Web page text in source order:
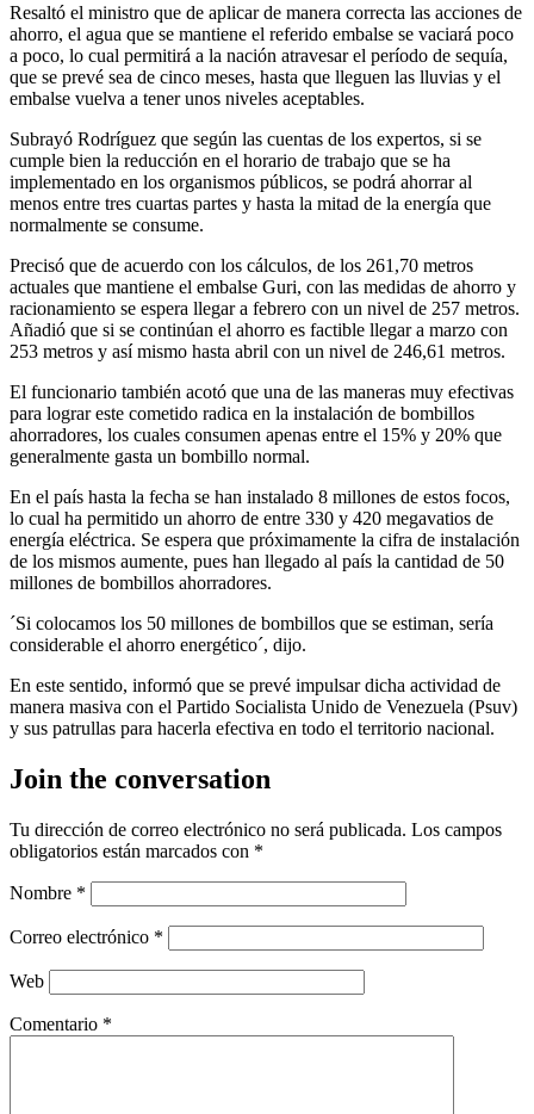
Resaltó el ministro que de aplicar de manera correcta las acciones de
ahorro, el agua que se mantiene el referido embalse se vaciará poco
a poco, lo cual permitirá a la nación atravesar el período de sequía,
que se prevé sea de cinco meses, hasta que lleguen las lluvias y el
embalse vuelva a tener unos niveles aceptables.
Subrayó Rodríguez que según las cuentas de los expertos, si se
cumple bien la reducción en el horario de trabajo que se ha
implementado en los organismos públicos, se podrá ahorrar al
menos entre tres cuartas partes y hasta la mitad de la energía que
normalmente se consume.
Precisó que de acuerdo con los cálculos, de los 261,70 metros
actuales que mantiene el embalse Guri, con las medidas de ahorro y
racionamiento se espera llegar a febrero con un nivel de 257 metros.
Añadió que si se continúan el ahorro es factible llegar a marzo con
253 metros y así mismo hasta abril con un nivel de 246,61 metros.
El funcionario también acotó que una de las maneras muy efectivas
para lograr este cometido radica en la instalación de bombillos
ahorradores, los cuales consumen apenas entre el 15% y 20% que
generalmente gasta un bombillo normal.
En el país hasta la fecha se han instalado 8 millones de estos focos,
lo cual ha permitido un ahorro de entre 330 y 420 megavatios de
energía eléctrica. Se espera que próximamente la cifra de instalación
de los mismos aumente, pues han llegado al país la cantidad de 50
millones de bombillos ahorradores.
´Si colocamos los 50 millones de bombillos que se estiman, sería
considerable el ahorro energético´, dijo.
En este sentido, informó que se prevé impulsar dicha actividad de
manera masiva con el Partido Socialista Unido de Venezuela (Psuv)
y sus patrullas para hacerla efectiva en todo el territorio nacional.
Join the conversation
Tu dirección de correo electrónico no será publicada. Los campos
obligatorios están marcados con *
Nombre *
Correo electrónico *
Web
Comentario *